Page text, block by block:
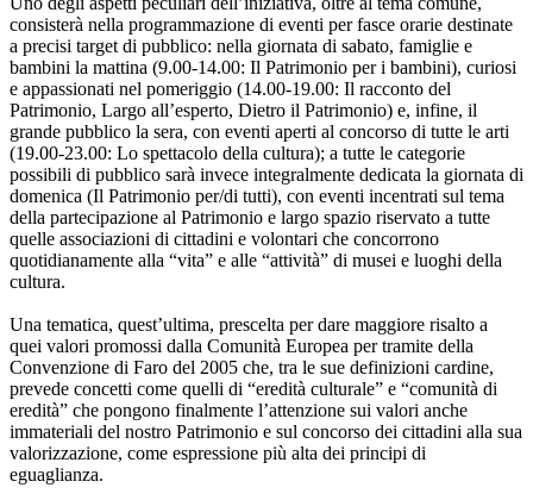
consisterà nella programmazione di eventi per fasce orarie destinate
a precisi target di pubblico: nella giornata di sabato, famiglie e
bambini la mattina (9.00-14.00: Il Patrimonio per i bambini), curiosi
e appassionati nel pomeriggio (14.00-19.00: Il racconto del
Patrimonio, Largo all’esperto, Dietro il Patrimonio) e, infine, il
grande pubblico la sera, con eventi aperti al concorso di tutte le arti
(19.00-23.00: Lo spettacolo della cultura); a tutte le categorie
possibili di pubblico sarà invece integralmente dedicata la giornata di
domenica (Il Patrimonio per/di tutti), con eventi incentrati sul tema
della partecipazione al Patrimonio e largo spazio riservato a tutte
quelle associazioni di cittadini e volontari che concorrono
quotidianamente alla “vita” e alle “attività” di musei e luoghi della
cultura.
Una tematica, quest’ultima, prescelta per dare maggiore risalto a
quei valori promossi dalla Comunità Europea per tramite della
Convenzione di Faro del 2005 che, tra le sue definizioni cardine,
prevede concetti come quelli di “eredità culturale” e “comunità di
eredità” che pongono finalmente l’attenzione sui valori anche
immateriali del nostro Patrimonio e sul concorso dei cittadini alla sua
valorizzazione, come espressione più alta dei principi di
eguaglianza.